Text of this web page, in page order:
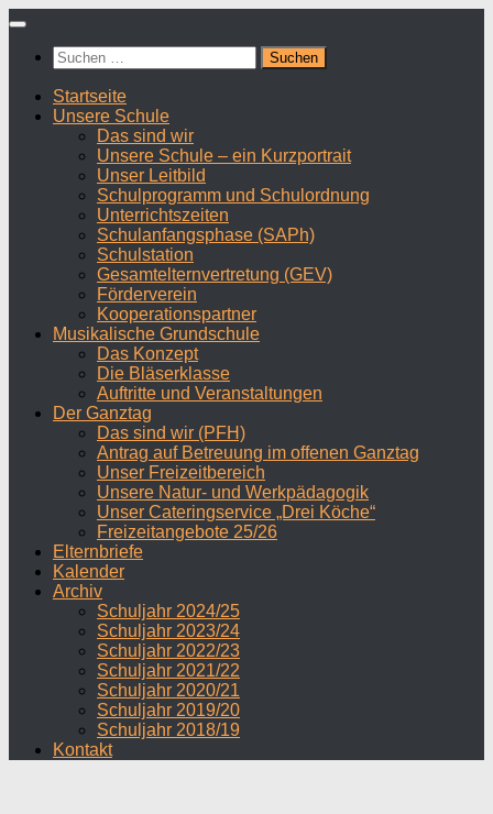
Zum
springenSuchen
nach:
Startseite
Unsere Schule
Das sind wir
Unsere Schule – ein Kurzportrait
Unser Leitbild
Schulprogramm und Schulordnung
Unterrichtszeiten
Schulanfangsphase (SAPh)
Schulstation
Gesamtelternvertretung (GEV)
Förderverein
Kooperationspartner
Musikalische Grundschule
Das Konzept
Die Bläserklasse
Auftritte und Veranstaltungen
Der Ganztag
Das sind wir (PFH)
Antrag auf Betreuung im offenen Ganztag
Unser Freizeitbereich
Unsere Natur- und Werkpädagogik
Unser Cateringservice „Drei Köche“
Freizeitangebote 25/26
Elternbriefe
Kalender
Archiv
Schuljahr 2024/25
Schuljahr 2023/24
Schuljahr 2022/23
Schuljahr 2021/22
Schuljahr 2020/21
Schuljahr 2019/20
Schuljahr 2018/19
Kontakt